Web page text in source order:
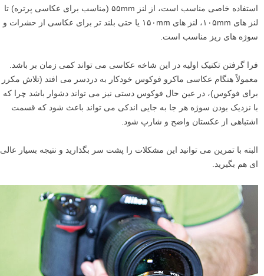
استفاده خاصی مناسب است، از لنز ۵۵mm (مناسب برای عکاسی پرتره) تا
لنز های ۱۰۵mm، لنز های ۱۵۰mm یا حتی بلند تر برای عکاسی از حشرات و
سوژه های ریز مناسب است.
فرا گرفتن تکنیک اولیه در این شاخه عکاسی می تواند کمی زمان بر باشد.
معمولاً هنگام عکاسی ماکرو فوکوس خودکار به دردسر می افتد (تلاش مکرر
برای فوکوس)، در عین حال فوکوس دستی نیز می تواند دشوار باشد چرا که
با نزدیک بودن سوژه هر جا به جایی اندکی می تواند باعث شود که قسمت
اشتباهی از عکستان واضح و شارپ شود.
البته با تمرین می توانید این مشکلات را پشت سر بگذارید و نتیجه بسیار عالی
ای هم بگیرید.